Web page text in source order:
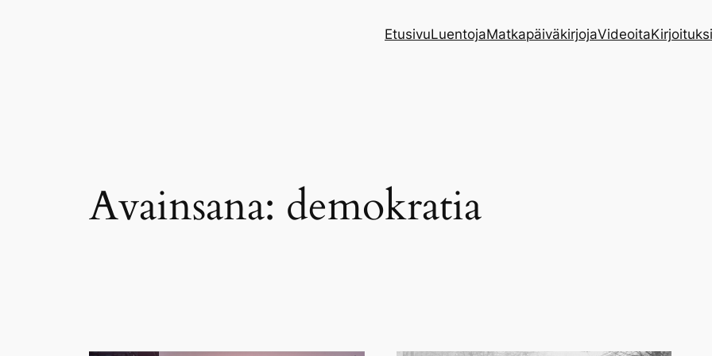
EtusivuLuentojaMatkapäiväkirjojaVideoita
Avainsana: demokratia